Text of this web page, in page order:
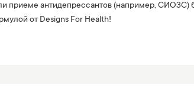
приеме антидепрессантов (например, СИОЗС)
от Designs For Health!